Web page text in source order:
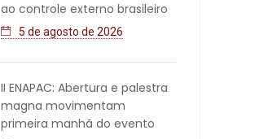
ao controle externo brasileiro
5 de agosto de 2026
II ENAPAC: Abertura e palestra
magna movimentam
primeira manhã do evento